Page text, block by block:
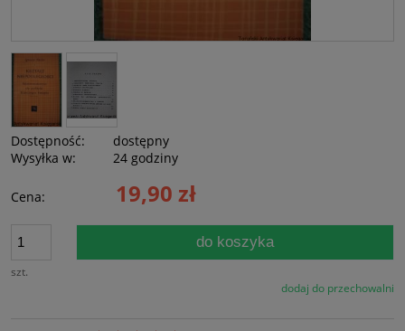
Dostępność:
dostępny
Wysyłka w:
24 godziny
Cena: 19,90 zł
szt.
do koszyka
dodaj do przechowalni